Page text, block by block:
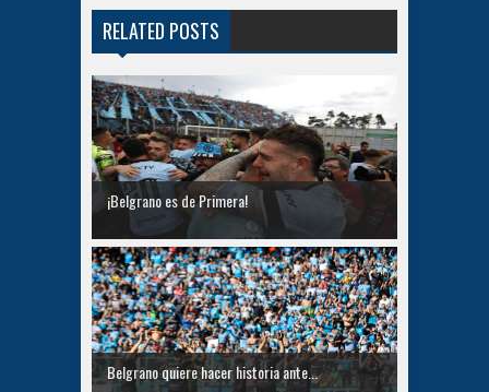
RELATED POSTS
¡Belgrano es de Primera!
Belgrano quiere hacer historia ante...